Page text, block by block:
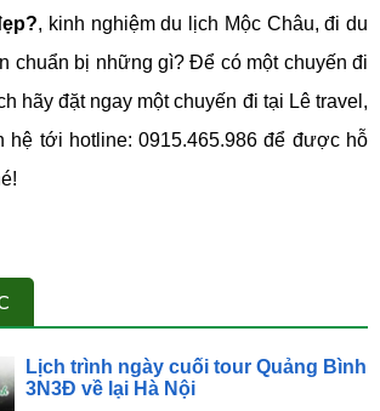
, kinh nghiệm du lịch Mộc Châu, đi du
chuẩn bị những gì? Để có một chuyến đi
hãy đặt ngay một chuyến đi tại Lê travel,
hệ tới hotline: 0915.465.986 để được hỗ
Lịch trình ngày cuối tour Quảng Bình
3N3Đ về lại Hà Nội